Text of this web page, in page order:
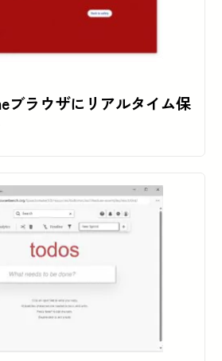
ブラウザにリアルタイム保